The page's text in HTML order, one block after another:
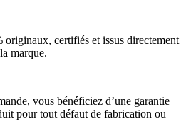
originaux, certifiés et issus directement
marque.
vous bénéficiez d’une garantie
pour tout défaut de fabrication ou